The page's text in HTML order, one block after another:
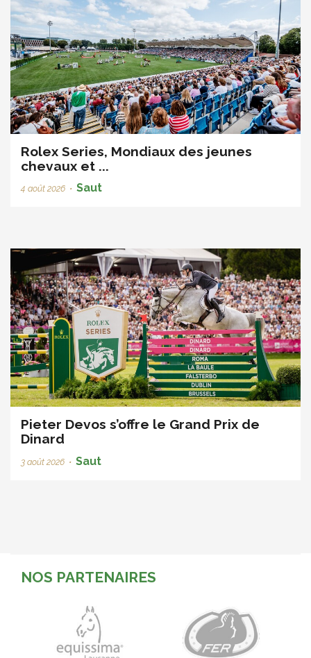
Rolex Series, Mondiaux des jeunes
chevaux et ...
4 août 2026 • Saut
Pieter Devos s’offre le Grand Prix de
Dinard
3 août 2026 • Saut
NOS PARTENAIRES